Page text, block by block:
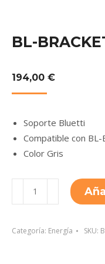
BL-
194,00 €
Soporte Bluetti
Compatible con
Color Gris
BRACKET
Categoría: Energía SKU: